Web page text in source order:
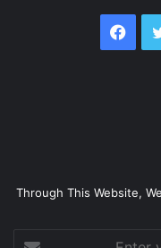
Through This Website,